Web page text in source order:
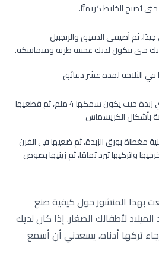
يُصبح الخليط كريميًّا.
ثم أضيفي الدقيق والزنجبيل
حتى تتكون لديكِ عجينة طرية ومتماسكة.
الثلاجة لمدة عشر دقائق
افردي العجين بين ورقتي زبدة حيث يكون سمكها 4 ملم، ثم قطعيها
بأشكال الكريسماس
بورق الزبدة، ثم ضعيها في الفرن
أخرجيها واتركيها تبرد تمامًا، ثم زينيها بصوص
بهذا المنشور حول كيفية صنع
لأطفالك الصغار. إذا كان لديك
تركها أدناه. يسعدني أن أسمع